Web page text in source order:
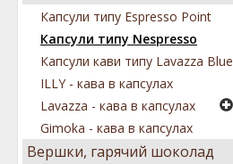
Капсули типу Espresso Point
Капсули типу Nespresso
Капсули кави типу Lavazza Blue
ILLY - кава в капсулах
Lavazza - кава в капсулах
Gimoka - кава в капсулах
Вершки, гарячий шоколад